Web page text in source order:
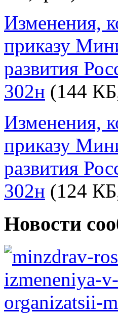
Изменения,
приказу
развития
302н (144
Изменения,
приказу
развития
302н (124
Новости